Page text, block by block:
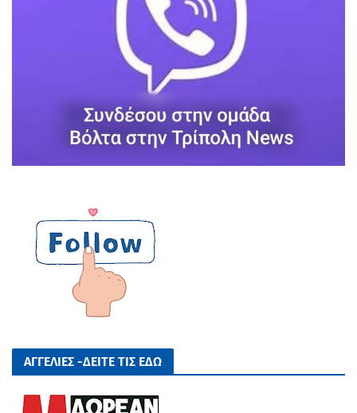
ΑΓΓΕΛΙΕΣ -ΔΕΙΤΕ ΤΙΣ ΕΔΩ